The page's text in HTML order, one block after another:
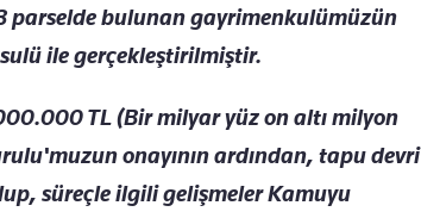
parselde bulunan gayrimenkulümüzün
ile gerçekleştirilmiştir.
TL (Bir milyar yüz on altı milyon
onayının ardından, tapu devri
süreçle ilgili gelişmeler Kamuyu